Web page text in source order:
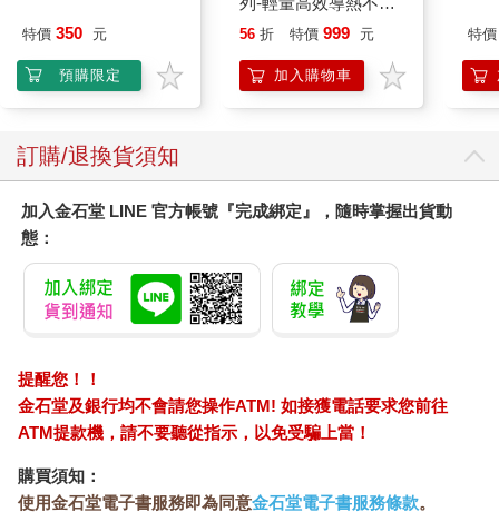
特價 350 元
預購限定
平煎鍋30cm
56 折 特價 999 元
加入購物車
特價
訂購/退換貨須知
加入金石堂 LINE 官方帳號『完成綁定』，隨時掌握出貨動
態：
提醒您！！
金石堂及銀行均不會請您操作ATM! 如接獲電話要求您前往
ATM提款機，請不要聽從指示，以免受騙上當！
購買須知：
使用金石堂電子書服務即為同意金石堂電子書服務條款。